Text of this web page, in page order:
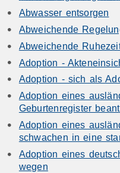
Abwasser entsorgen
Abweichende
Abweichende
Adoption -
Adoption - sich als
Adoption eines
Geburtenregister
Adoption eines
schwachen in eine
Adoption eines
wegen